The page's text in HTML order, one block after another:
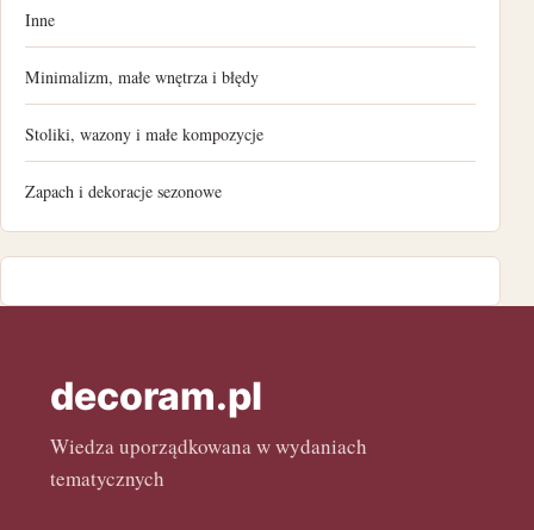
czerwiec 2022
marzec 2022
luty 2022
Inne
Minimalizm, małe wnętrza i błędy
Stoliki, wazony i małe kompozycje
Zapach i dekoracje sezonowe
decoram.pl
Wiedza uporządkowana w wydaniach
tematycznych